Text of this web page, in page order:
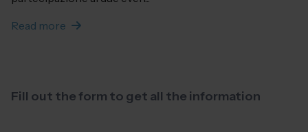
Read more
Fill out the form to get all the information